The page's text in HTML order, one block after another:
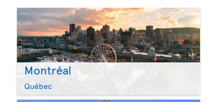
Montréal
Québec